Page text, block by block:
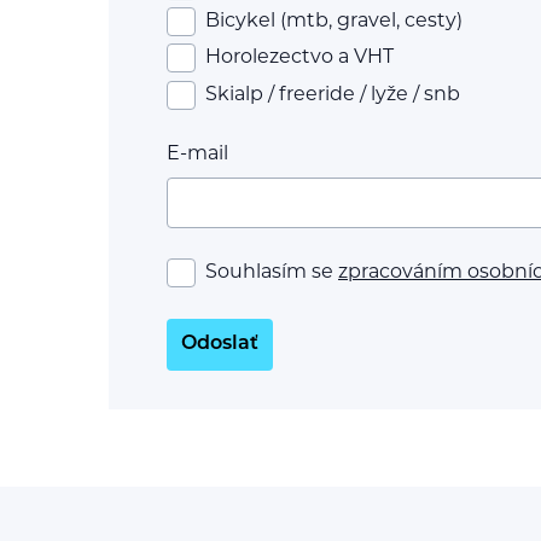
Bicykel (mtb, gravel, cesty)
Horolezectvo a VHT
Skialp / freeride / lyže / snb
E-mail
Souhlasím se zpracováním
Odoslať